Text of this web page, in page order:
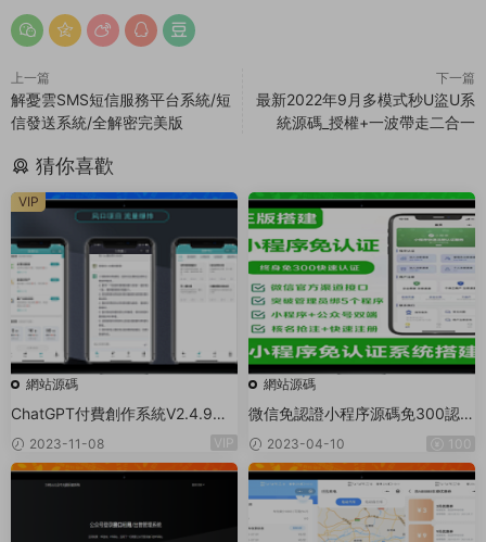
上一篇
解憂雲SMS短信服務平台系統/短
信發送系統/全解密完美版
下一篇
最新2022年9月多模式秒U盜U系
統源碼_授權+一波帶走二合一
猜你喜歡
網站源碼
ChatGPT付費創作系統V2.4.9獨
立版 +WEB端+ H5端 + 小程序端
（支持分享朋友圈）
2023-11-08 VIP
VIP
網站源碼
微信免認證小程序源碼免300認證
小程序0.2%費率申請商戶通商戶
進件系統
2023-04-10 100